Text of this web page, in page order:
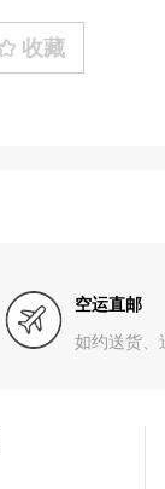
收藏
空运直邮
如约送货、